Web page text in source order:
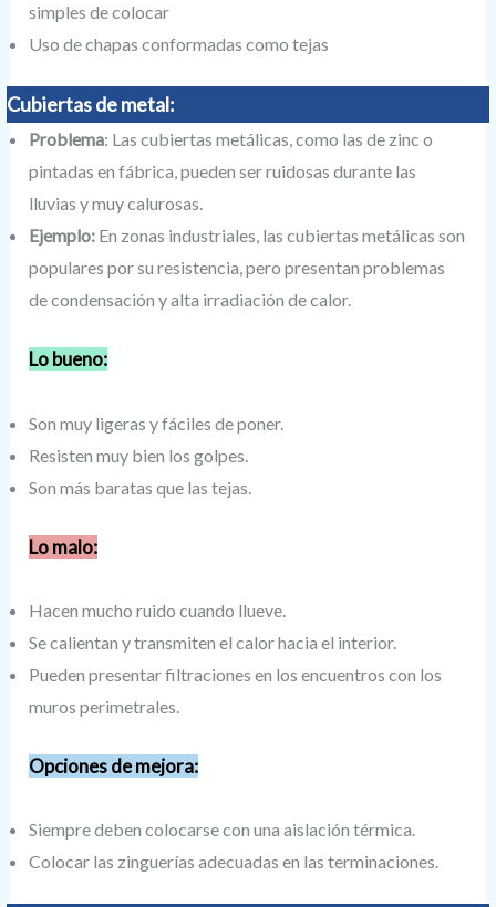
simples de colocar
Uso de chapas conformadas como tejas
Cubiertas de metal:
Problema: Las cubiertas metálicas, como las de zinc o
pintadas en fábrica, pueden ser ruidosas durante las
lluvias y muy calurosas.
Ejemplo: En zonas industriales, las cubiertas metálicas son
populares por su resistencia, pero presentan problemas
de condensación y alta irradiación de calor.
Lo bueno:
Son muy ligeras y fáciles de poner.
Resisten muy bien los golpes.
Son más baratas que las tejas.
Lo malo:
Hacen mucho ruido cuando llueve.
Se calientan y transmiten el calor hacia el interior.
Pueden presentar filtraciones en los encuentros con los
muros perimetrales.
Opciones de mejora:
Siempre deben colocarse con una aislación térmica.
Colocar las zinguerías adecuadas en las terminaciones.